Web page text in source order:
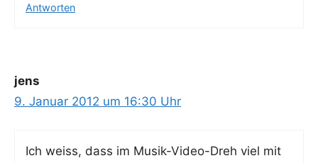
Antworten
jens
9. Januar 2012 um 16:30 Uhr
Ich weiss, dass im Musik-Video-Dreh viel mit